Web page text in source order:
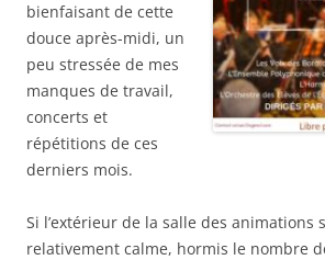
bienfaisant de cette
douce après-midi, un
peu stressée de mes
manques de travail,
concerts et
répétitions de ces
derniers mois.
Si l’extérieur de la salle des animations
relativement calme, hormis le nombre